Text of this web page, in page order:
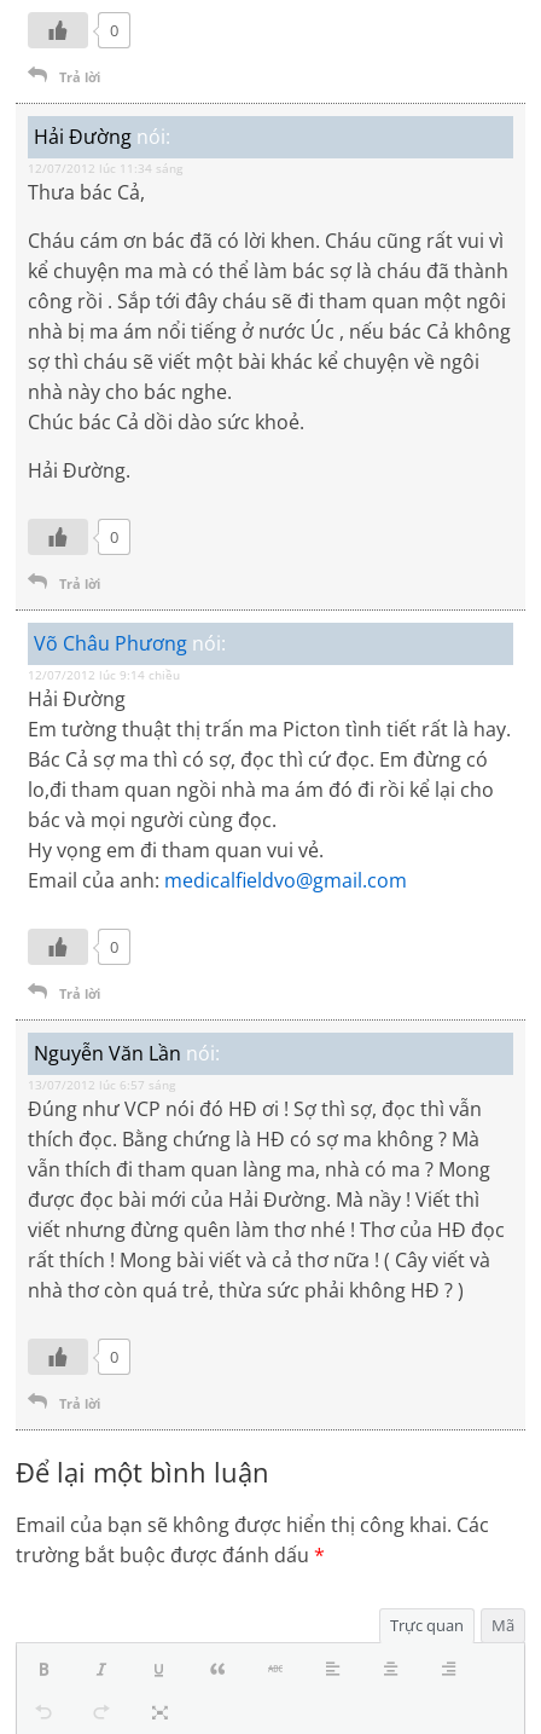
0
Trả lời
Hải Đường nói:
12/07/2012 lúc 11:34 sáng
Thưa bác Cả,
Cháu cám ơn bác đã có lời khen. Cháu cũng rất vui vì
kể chuyện ma mà có thể làm bác sợ là cháu đã thành
công rồi . Sắp tới đây cháu sẽ đi tham quan một ngôi
nhà bị ma ám nổi tiếng ở nước Úc , nếu bác Cả không
sợ thì cháu sẽ viết một bài khác kể chuyện về ngôi
nhà này cho bác nghe.
Chúc bác Cả dồi dào sức khoẻ.
Hải Đường.
0
Trả lời
Võ Châu Phương nói:
12/07/2012 lúc 9:14 chiều
Hải Đường
Em tường thuật thị trấn ma Picton tình tiết rất là hay.
Bác Cả sợ ma thì có sợ, đọc thì cứ đọc. Em đừng có
lo,đi tham quan ngồi nhà ma ám đó đi rồi kể lại cho
bác và mọi người cùng đọc.
Hy vọng em đi tham quan vui vẻ.
Email của anh: medicalfieldvo@gmail.com
0
Trả lời
Nguyễn Văn Lần nói:
13/07/2012 lúc 6:57 sáng
Đúng như VCP nói đó HĐ ơi ! Sợ thì sợ, đọc thì vẫn
thích đọc. Bằng chứng là HĐ có sợ ma không ? Mà
vẫn thích đi tham quan làng ma, nhà có ma ? Mong
được đọc bài mới của Hải Đường. Mà nầy ! Viết thì
viết nhưng đừng quên làm thơ nhé ! Thơ của HĐ đọc
rất thích ! Mong bài viết và cả thơ nữa ! ( Cây viết và
nhà thơ còn quá trẻ, thừa sức phải không HĐ ? )
0
Trả lời
Để lại một bình luận
Email của bạn sẽ không được hiển thị công khai. Các
trường bắt buộc được đánh dấu*
Trực quan Mã